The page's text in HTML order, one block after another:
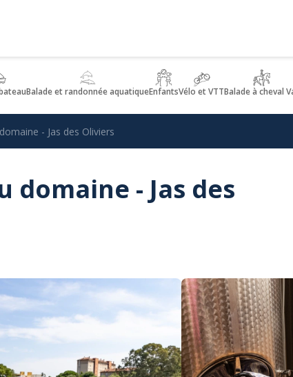
Balade et randonnée aquatiqueEnfantsVélo et VTTBalade à cheval
- Jas des Oliviers
domaine - Jas des